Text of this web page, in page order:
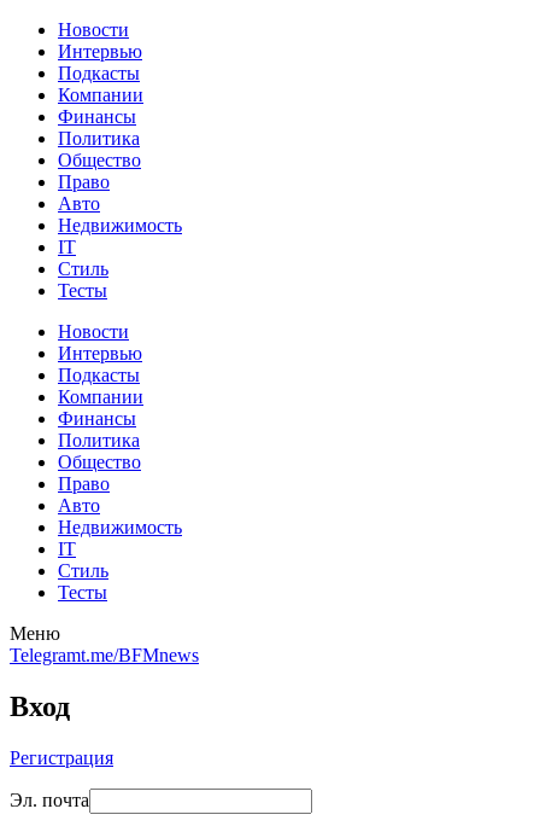
Новости
Интервью
Подкасты
Компании
Финансы
Политика
Общество
Право
Авто
Недвижимость
IT
Стиль
Тесты
Новости
Интервью
Подкасты
Компании
Финансы
Политика
Общество
Право
Авто
Недвижимость
IT
Стиль
Тесты
Меню
Telegramt.me/BFMnews
Вход
Регистрация
Эл. почта